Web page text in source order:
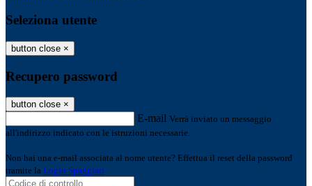
Seleziona utente
button close ×
Recupero password
button close ×
E-mail Verrà inviato un messaggio
all'indirizzo indicato con le istruzioni necessarie.
Non hai una e-mail associata al nome utente? Effettua il reset della password
tramite la Login Spaggiari